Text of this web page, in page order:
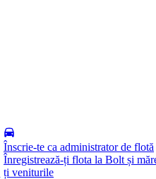
Înscrie-te ca administrator de flotă
Înregistrează-ți flota la Bolt și
ți veniturile